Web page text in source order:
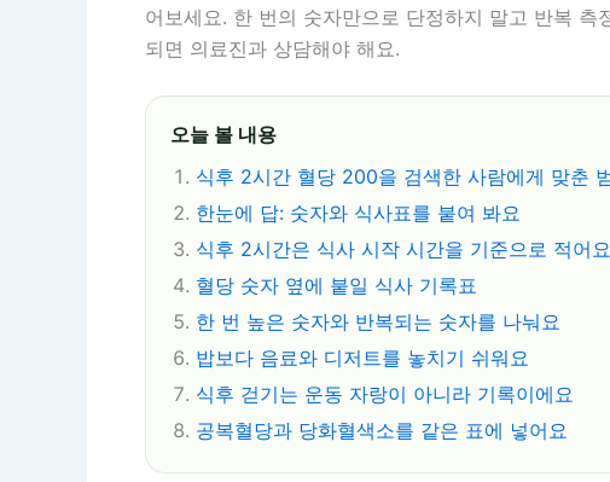
어보세요. 한 번의 숫자만으로 단정하지 말고 반복 측
되면 의료진과 상담해야 해요.
오늘 볼 내용
식후 2시간 혈당 200을 검색한 사람에게 맞춘
한눈에 답: 숫자와 식사표를 붙여 봐요
식후 2시간은 식사 시작 시간을 기준으로 적어요
혈당 숫자 옆에 붙일 식사 기록표
한 번 높은 숫자와 반복되는 숫자를 나눠요
밥보다 음료와 디저트를 놓치기 쉬워요
식후 걷기는 운동 자랑이 아니라 기록이에요
공복혈당과 당화혈색소를 같은 표에 넣어요